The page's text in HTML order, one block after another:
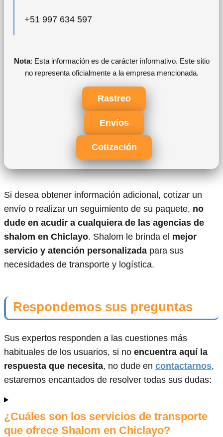
+51 997 634 597
Nota: Esta información es de carácter informativo. Este sitio
no representa oficialmente a la empresa mencionada.
Rastreo
Envíos
Cotización
Si desea obtener información adicional, cotizar un
envío o realizar un seguimiento de su paquete, no
dude en acudir a cualquiera de las agencias de
shalom en Chiclayo. Shalom le brinda el mejor
servicio y atención personalizada para sus
necesidades de transporte y logística.
Respondemos sus preguntas
Sus expertos responden a las cuestiones más
habituales de los usuarios, si no encuentra aquí la
respuesta que necesita, no dude en contactarnos,
estaremos encantados de resolver todas sus dudas:
¿Cuáles son los servicios de transporte
que ofrece Shalom en Chiclayo?